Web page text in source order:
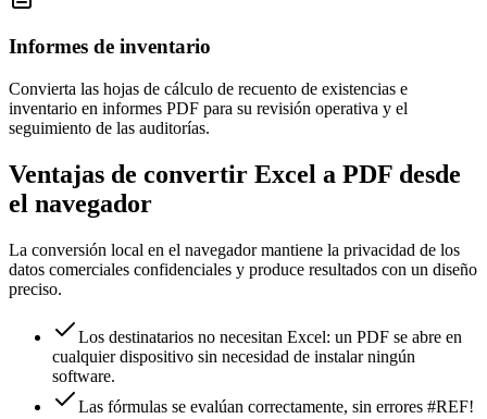
Informes de inventario
Convierta las hojas de cálculo de recuento de existencias e
inventario en informes PDF para su revisión operativa y el
seguimiento de las auditorías.
Ventajas de convertir Excel a PDF desde
el navegador
La conversión local en el navegador mantiene la privacidad de los
datos comerciales confidenciales y produce resultados con un diseño
preciso.
Los destinatarios no necesitan Excel: un PDF se abre en
cualquier dispositivo sin necesidad de instalar ningún
software.
Las fórmulas se evalúan correctamente, sin errores #REF!